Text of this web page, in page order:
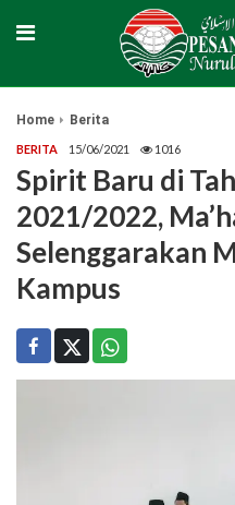
Home Berita
BERITA 15/06/2021 1016
Spirit Baru di
2021/2022,
Selenggarakan
Kampus